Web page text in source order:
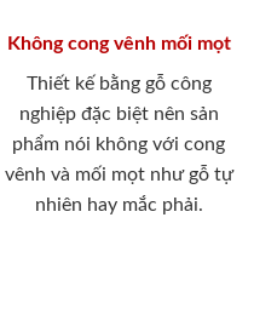
Không cong vênh mối mọt
Thiết kế bằng gỗ công
nghiệp đặc biệt nên sản
phẩm nói không với cong
vênh và mối mọt như gỗ tự
nhiên hay mắc phải.